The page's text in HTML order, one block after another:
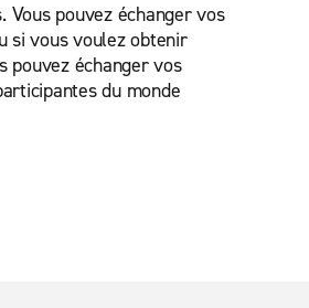
Vous pouvez échanger vos
si vous voulez obtenir
pouvez échanger vos
du monde